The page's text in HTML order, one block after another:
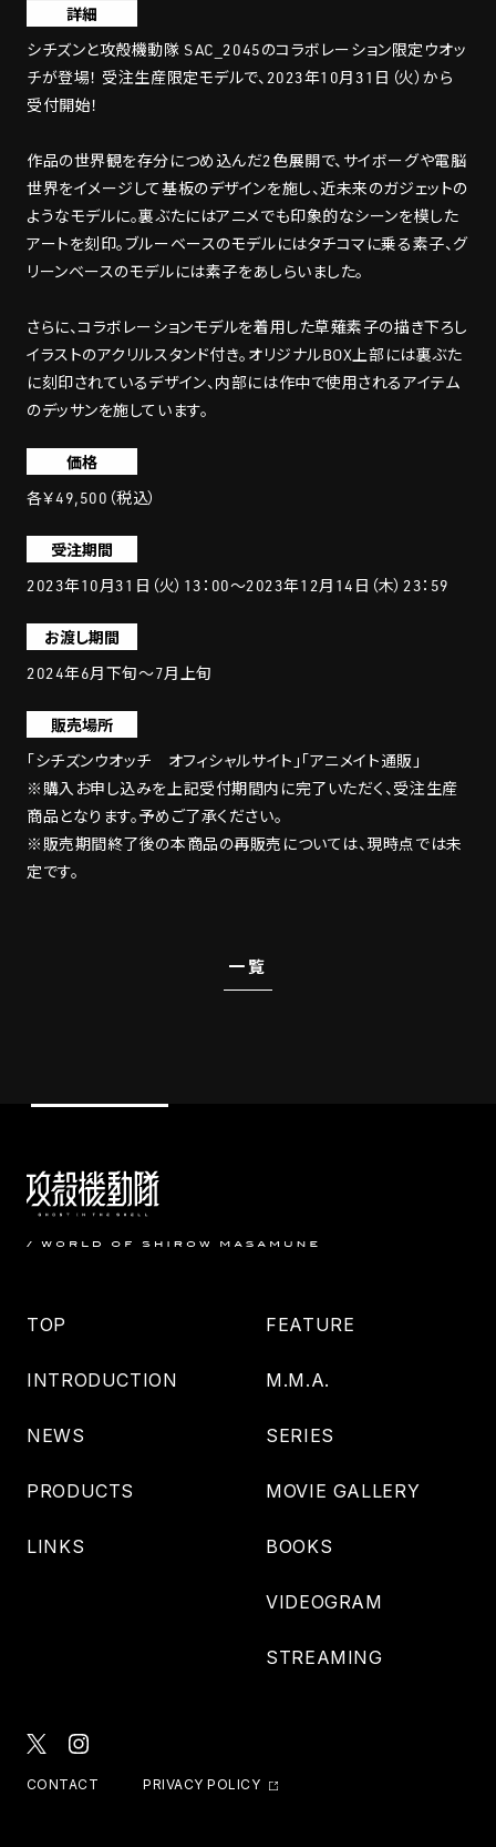
詳細
シチズンと攻殻機動隊 SAC_2045のコラボレーション限定ウオッ
チが登場！ 受注生産限定モデルで、2023年10月31日（火）から
受付開始！
作品の世界観を存分につめ込んだ2色展開で、サイボーグや電脳
世界をイメージして基板のデザインを施し、近未来のガジェットの
ようなモデルに。裏ぶたにはアニメでも印象的なシーンを模した
アートを刻印。ブルーベースのモデルにはタチコマに乗る素子、グ
リーンベースのモデルには素子をあしらいました。
さらに、コラボレーションモデルを着用した草薙素子の描き下ろし
イラストのアクリルスタンド付き。オリジナルBOX上部には裏ぶた
に刻印されているデザイン、内部には作中で使用されるアイテム
のデッサンを施しています。
価格
各￥49,500（税込）
受注期間
2023年10月31日（火）13：00～2023年12月14日（木）23：59
お渡し期間
2024年6月下旬～7月上旬
販売場所
「シチズンウオッチ オフィシャルサイト」「アニメイト通販」
※購入お申し込みを上記受付期間内に完了いただく、受注生産
商品となります。予めご了承ください。
※販売期間終了後の本商品の再販売については、現時点では未
定です。
一覧
TOP
INTRODUCTION
NEWS
PRODUCTS
LINKS
FEATURE
M.M.A.
SERIES
MOVIE GALLERY
BOOKS
VIDEOGRAM
STREAMING
CONTACT PRIVACY POLICY